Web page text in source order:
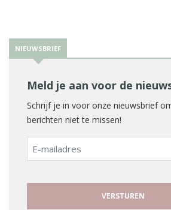
NIEUWSBRIEF
Meld je aan voor de
Schrijf je in voor onze nieuwsbrief
berichten niet te missen!
E-
mailadres